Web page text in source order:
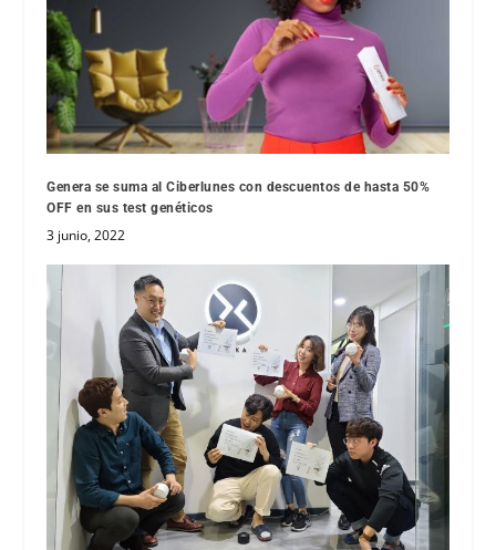
Genera se suma al Ciberlunes con descuentos de hasta 50%
OFF en sus test genéticos
3 junio, 2022